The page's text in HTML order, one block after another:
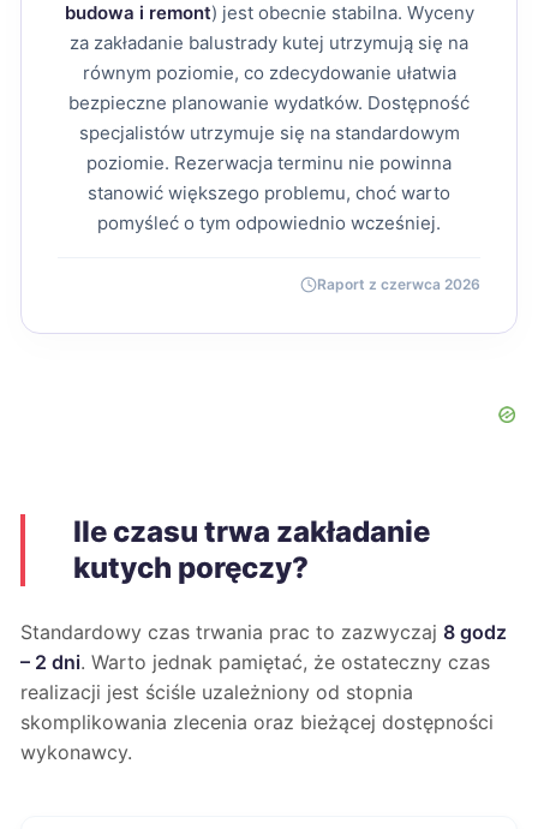
budowa i remont) jest obecnie stabilna. Wyceny
za zakładanie balustrady kutej utrzymują się na
równym poziomie, co zdecydowanie ułatwia
bezpieczne planowanie wydatków. Dostępność
specjalistów utrzymuje się na standardowym
poziomie. Rezerwacja terminu nie powinna
stanowić większego problemu, choć warto
pomyśleć o tym odpowiednio wcześniej.
Raport z czerwca 2026
Ile czasu trwa zakładanie
kutych poręczy?
Standardowy czas trwania prac to zazwyczaj 8 godz
– 2 dni. Warto jednak pamiętać, że ostateczny czas
realizacji jest ściśle uzależniony od stopnia
skomplikowania zlecenia oraz bieżącej dostępności
wykonawcy.